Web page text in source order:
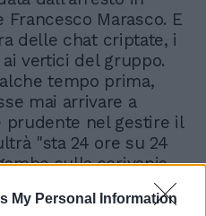
My Personal Information
Marasco. E
delle chat criptate, i
vertici del gruppo.
tempo prima,
mai arrivare a
prudente nel gestire il
"sta 24 ore su 24
sulla scrivania
lo beccheranno
non sapendo invece